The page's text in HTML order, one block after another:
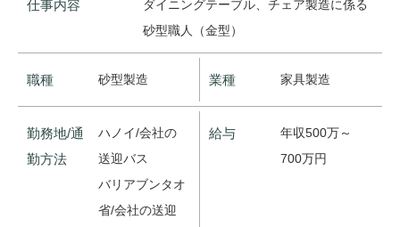
仕事内容
ダイニングテーブル、チェア製造に係る
砂型職人（金型）
職種 砂型製造 業種 家具製造
勤務地/通
勤方法
ハノイ/会社の
送迎バス
バリアブンタオ
省/会社の送迎
給与
年収500万～
700万円